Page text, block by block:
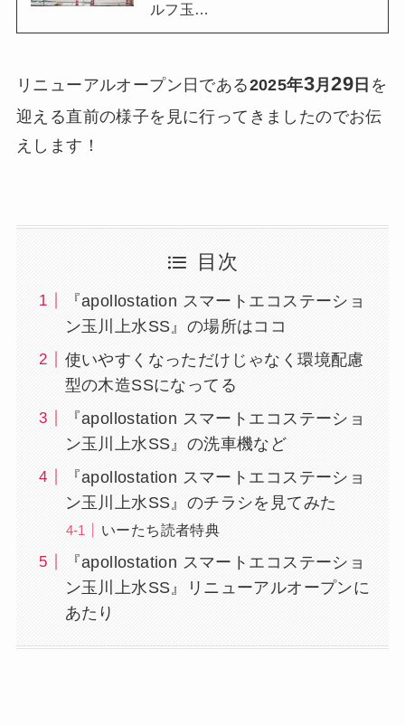
ルフ玉…
リニューアルオープン日である2025年3月29 日 を
迎える直前の様子を見に行ってきましたのでお伝
えします！
目次
『apollostation スマートエコステーショ
ン玉川上水SS』の場所はココ
使いやすくなっただけじゃなく環境配慮
型の木造SSになってる
『apollostation スマートエコステーショ
ン玉川上水SS』の洗車機など
『apollostation スマートエコステーショ
ン玉川上水SS』のチラシを見てみた
いーたち読者特典
『apollostation スマートエコステーショ
ン玉川上水SS』リニューアルオープンに
あたり